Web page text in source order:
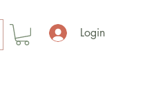
Login